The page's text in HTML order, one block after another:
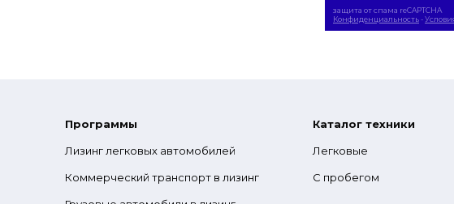
защита от спама reCAPTCHA
Конфиденциальность-
Программы
Лизинг легковых автомобилей
Коммерческий транспорт в лизинг
Каталог техники
Легковые
С пробегом